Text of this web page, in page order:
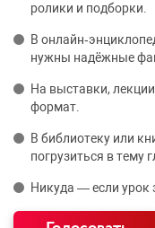
ролики и подборки.
В
нужны надёжные
На выставки,
формат.
В библиотеку или
погрузиться в тему
Никуда — если урок